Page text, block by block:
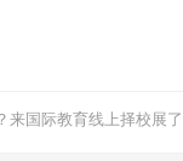
来国际教育线上择校展